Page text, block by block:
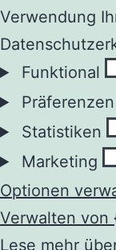
Verwendung
Funktional
Präferenzen
Statistiken
Marketing
Optionen
Verwalten von
Lese mehr